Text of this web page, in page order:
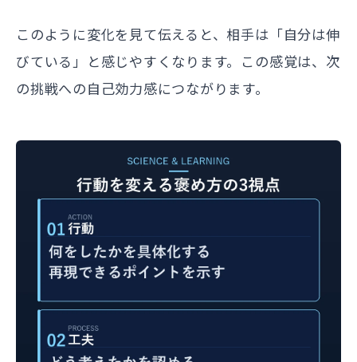
このように変化を見て伝えると、相手は「自分は伸
びている」と感じやすくなります。この感覚は、次
の挑戦への自己効力感につながります。